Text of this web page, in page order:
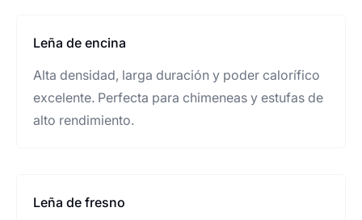
Leña de encina
Alta densidad, larga duración y poder calorífico
excelente. Perfecta para chimeneas y estufas de
alto rendimiento.
Leña de fresno